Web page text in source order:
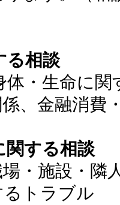
る相談
生命に関
、金融消費
関する相談
施設・隣
るトラブル